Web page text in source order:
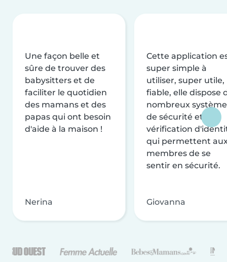
Une façon belle et
sûre de trouver des
babysitters et de
faciliter le quotidien
des mamans et des
papas qui ont besoin
d'aide à la maison !
Nerina
Cette application
super simple à
utiliser, super utile,
fiable, elle dispose
nombreux
de sécurité et de
vérification
qui permettent
membres de se
sentir en sécurité.
Giovanna